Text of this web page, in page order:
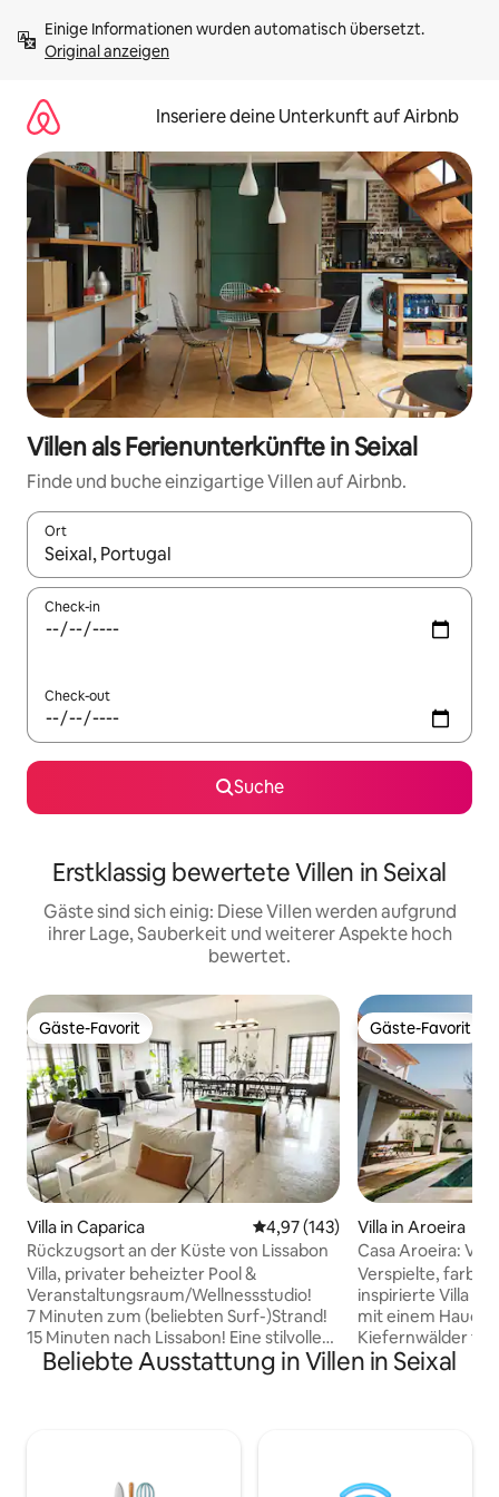
Inhalten
springenOriginal anzeigen
Inseriere deine Unterkunft auf Airbnb
Villen als Ferienunterkünfte in Seixal
Finde und buche einzigartige Villen auf Airbnb.
Ort
Wenn Ergebnisse verfügbar sind, navigiere mit den
Check-in
Check-out
Suche
Erstklassig bewertete Villen in Seixal
Gäste sind sich einig: Diese Villen werden aufgrund
ihrer Lage, Sauberkeit und weiterer Aspekte hoch
bewertet.
Gäste-Favorit
Gäste-Favorit
Villa in Caparica Durchschnittliche Bewertung:
4,97 (143)
Rückzugsort an der Küste von Lissabon
Villa, privater beheizter Pool &
Veranstaltungsraum/Wellnessstudio!
7 Minuten zum (beliebten Surf-)Strand!
15 Minuten nach Lissabon! Eine stilvolle
Villa in rustikaler Umgebung, ein
stilvollen Lounge. Knüpfe Kontakte in
Gäste-Favorit
Gäste-Favorit
Villa in Aroeira
Casa Aroeira:
und Pool in der
Verspielte,
inspirierte Villa
mit einem Hauch
Kiefernwälder
traditionelles
gute
Beliebte Ausstattung in Villen in Seixal